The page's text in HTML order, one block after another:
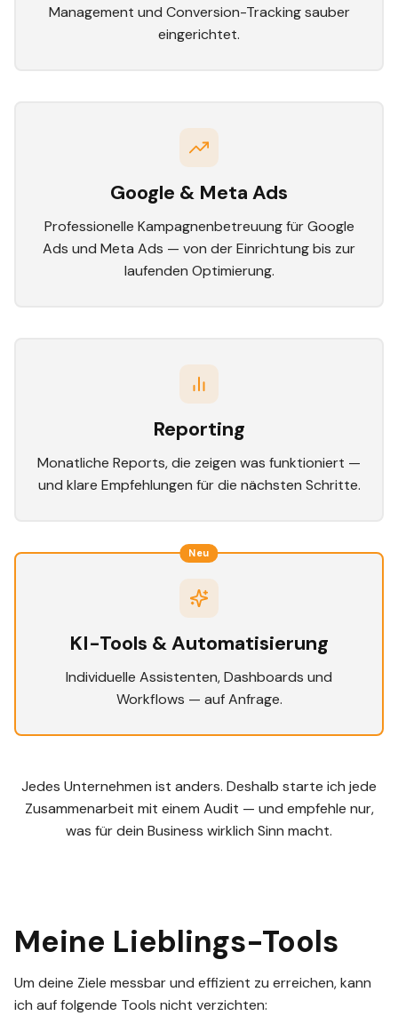
Management und Conversion-Tracking sauber
eingerichtet.
Google & Meta Ads
Professionelle Kampagnenbetreuung für Google
Ads und Meta Ads — von der Einrichtung bis zur
laufenden Optimierung.
Reporting
Monatliche Reports, die zeigen was funktioniert —
und klare Empfehlungen für die nächsten Schritte.
Neu
KI-Tools & Automatisierung
Individuelle Assistenten, Dashboards und
Workflows — auf Anfrage.
Jedes Unternehmen ist anders. Deshalb starte ich jede
Zusammenarbeit mit einem Audit — und empfehle nur,
was für dein Business wirklich Sinn macht.
Meine Lieblings-Tools
Um deine Ziele messbar und effizient zu erreichen, kann
ich auf folgende Tools nicht verzichten: